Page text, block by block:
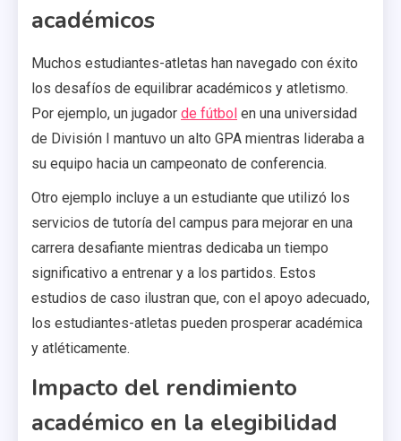
académicos
Muchos estudiantes-atletas han navegado con éxito
los desafíos de equilibrar académicos y atletismo.
Por ejemplo, un jugador de fútbol en una universidad
de División I mantuvo un alto GPA mientras lideraba a
su equipo hacia un campeonato de conferencia.
Otro ejemplo incluye a un estudiante que utilizó los
servicios de tutoría del campus para mejorar en una
carrera desafiante mientras dedicaba un tiempo
significativo a entrenar y a los partidos. Estos
estudios de caso ilustran que, con el apoyo adecuado,
los estudiantes-atletas pueden prosperar académica
y atléticamente.
Impacto del rendimiento
académico en la elegibilidad